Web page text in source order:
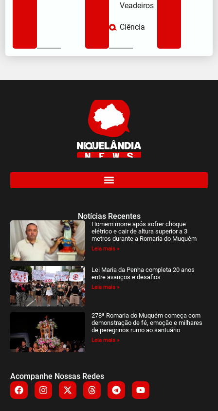
Veadeiros
Ciência
Notícias Recentes
Homem morre após sofrer choque
elétrico e cair de altura superior a 3
metros durante a Romaria do Muquém
Leia mais »
Lei Maria da Penha completa 20 anos
entre avanços e desafios
Leia mais »
278ª Romaria do Muquém começa com
demonstração de fé, emoção e milhares
de peregrinos rumo ao santuário
Leia mais »
Acompanhe Nossas Redes